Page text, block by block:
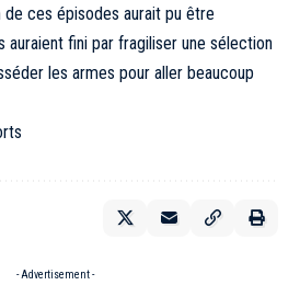
de ces épisodes aurait pu être
auraient fini par fragiliser une sélection
les armes pour aller beaucoup
- Advertisement -